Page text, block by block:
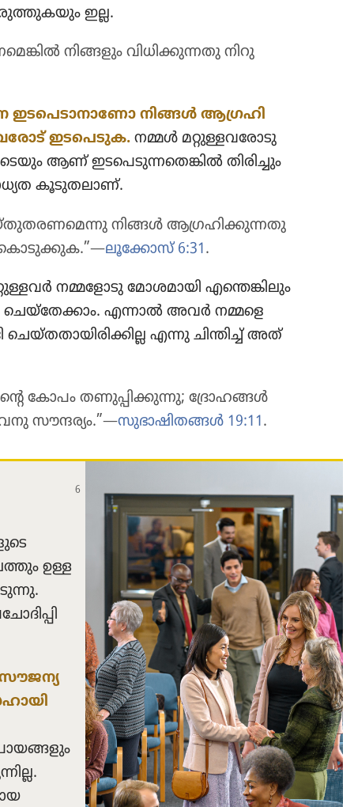
ഇല്ല.
നിങ്ങളും വിധി​ക്കു​ന്നതു നിറു​
ഇടപെ​ടാ​നാ​ണോ നിങ്ങൾ ആഗ്രഹി​
ഇടപെ​ടുക. നമ്മൾ മറ്റുള്ള​വ​രോ​ടു
ആണ്‌ ഇടപെ​ടു​ന്ന​തെ​ങ്കിൽ തിരി​ച്ചും
കൂടു​ത​ലാണ്‌.
നിങ്ങൾ ആഗ്രഹി​ക്കു​ന്ന​തു​
ലൂക്കോസ്‌ 6:31.
നമ്മളോ​ടു മോശ​മാ​യി എന്തെങ്കി​ലും
എന്നാൽ അവർ നമ്മളെ
ചെയ്‌ത​താ​യി​രി​ക്കില്ല എന്നു ചിന്തിച്ച്‌ അത്‌
കോപം തണുപ്പി​ക്കു​ന്നു; ദ്രോ​ഹങ്ങൾ
സൗന്ദര്യം.”—സുഭാ​ഷി​തങ്ങൾ 19:11.
ഉള്ള